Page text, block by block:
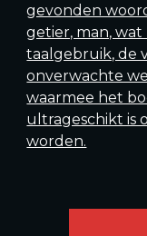
gevonden
getier, man, wat
taalgebruik, de
onverwachte
waarmee het
ultrageschikt is
worden.